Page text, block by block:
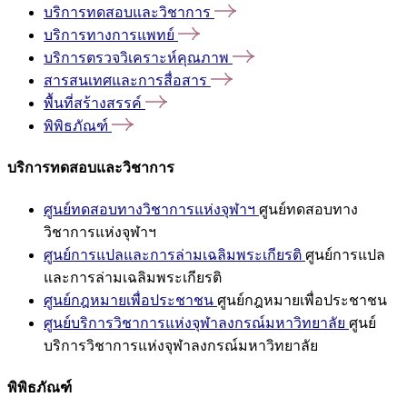
บริการทดสอบและวิชาการ
บริการทางการแพทย์
บริการตรวจวิเคราะห์คุณภาพ
สารสนเทศและการสื่อสาร
พื้นที่สร้างสรรค์
พิพิธภัณฑ์
บริการทดสอบและวิชาการ
ศูนย์ทดสอบทางวิชาการแห่งจุฬาฯ ศูนย์ทดสอบทาง
วิชาการแห่งจุฬาฯ
ศูนย์การแปลและการล่ามเฉลิมพระเกียรติ ศูนย์การแปล
และการล่ามเฉลิมพระเกียรติ
ศูนย์กฎหมายเพื่อประชาชน ศูนย์กฎหมายเพื่อประชาชน
ศูนย์บริการวิชาการแห่งจุฬาลงกรณ์มหาวิทยาลัย ศูนย์
บริการวิชาการแห่งจุฬาลงกรณ์มหาวิทยาลัย
พิพิธภัณฑ์